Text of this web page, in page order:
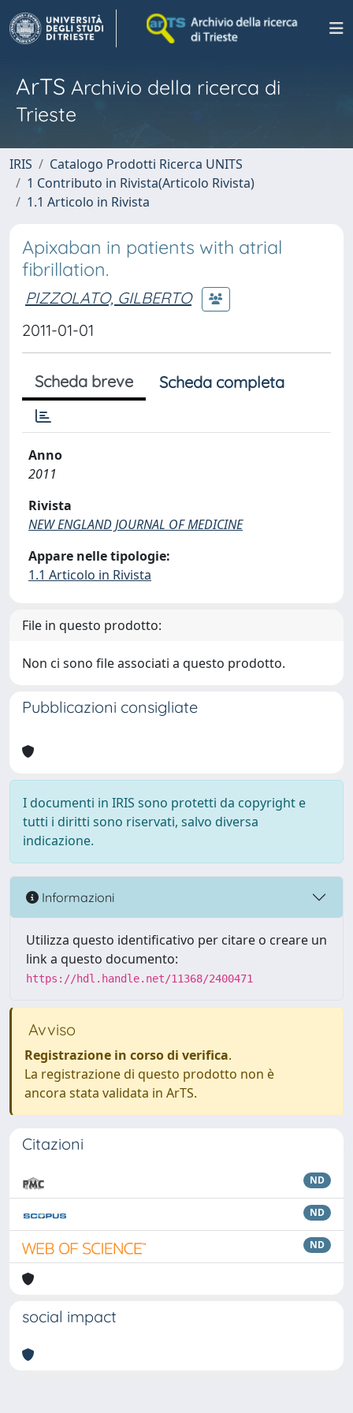
ArTS Archivio della ricerca di
Trieste
IRIS
Catalogo Prodotti Ricerca UNITS
1 Contributo in Rivista(Articolo Rivista)
1.1 Articolo in Rivista
Apixaban in patients with atrial
fibrillation.
PIZZOLATO, GILBERTO
2011-01-01
Scheda breve Scheda completa
Anno
2011
Rivista
NEW ENGLAND JOURNAL OF MEDICINE
Appare nelle tipologie:
1.1 Articolo in Rivista
File in questo prodotto:
Non ci sono file associati a questo prodotto.
Pubblicazioni consigliate
I documenti in IRIS sono protetti da copyright e
tutti i diritti sono riservati, salvo diversa
indicazione.
Informazioni
Utilizza questo identificativo per citare o creare un
link a questo documento:
https://hdl.handle.net/11368/2400471
Avviso
Registrazione in corso di verifica.
La registrazione di questo prodotto non è
ancora stata validata in ArTS.
Citazioni
ND
ND
ND
social impact